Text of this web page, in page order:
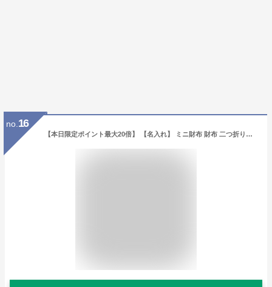
no. 16
【本日限定ポイント最大20倍】 【名入れ】 ミニ財布 財布 二つ折り財布 メンズ 二つ折り コンパクト ラウンドファスナー 黒 ブラウン 茶色 おしゃれ 個性的 人気 かっこいい デザイン 高校生 本革 革 レザー 入学祝い ブランド プレゼント 機能性 通学 日本製 名前入り